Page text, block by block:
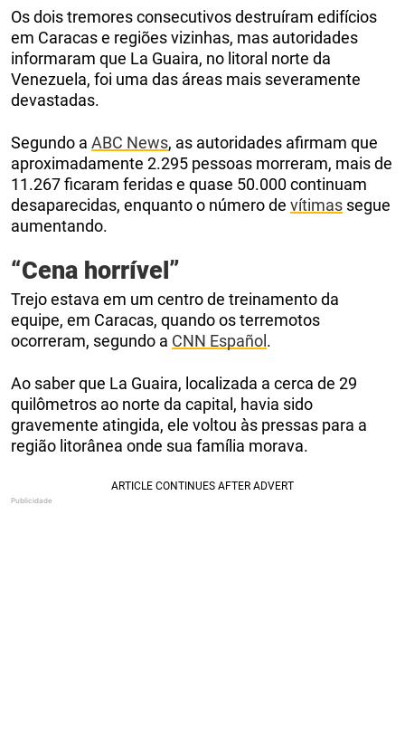
Os dois tremores consecutivos destruíram edifícios
em Caracas e regiões vizinhas, mas autoridades
informaram que La Guaira, no litoral norte da
Venezuela, foi uma das áreas mais severamente
devastadas.
Segundo a ABC News, as autoridades afirmam que
aproximadamente 2.295 pessoas morreram, mais de
11.267 ficaram feridas e quase 50.000 continuam
desaparecidas, enquanto o número de vítimas segue
aumentando.
“Cena horrível”
Trejo estava em um centro de treinamento da
equipe, em Caracas, quando os terremotos
ocorreram, segundo a CNN Español .
Ao saber que La Guaira, localizada a cerca de 29
quilômetros ao norte da capital, havia sido
gravemente atingida, ele voltou às pressas para a
região litorânea onde sua família morava.